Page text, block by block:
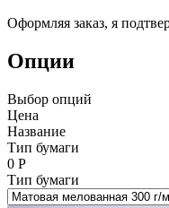
Оформляя заказ, я
Опции
Выбор опций
Цена
Название
Тип бумаги
0 Р
Тип бумаги